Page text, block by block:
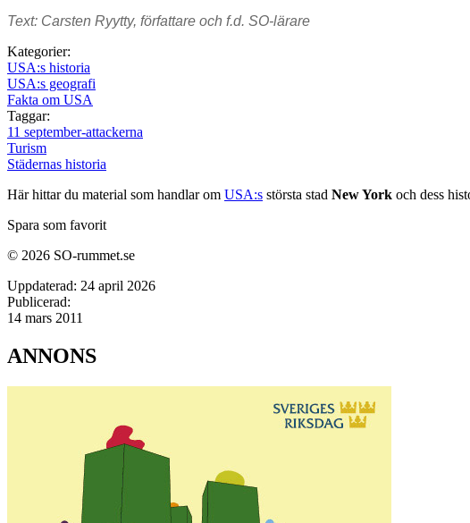
Text: Carsten Ryytty, författare och f.d. SO-lärare
Kategorier:
USA:s historia
USA:s geografi
Fakta om USA
Taggar:
11 september-attackerna
Turism
Städernas historia
Här hittar du material som handlar om USA:s största stad New York och dess
Spara som favorit
© 2026 SO-rummet.se
Uppdaterad: 24 april 2026
Publicerad:
14 mars 2011
ANNONS